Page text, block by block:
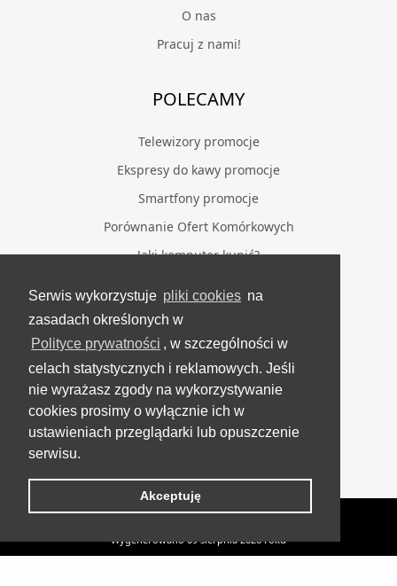
Serwis wykorzystuje pliki cookies na
zasadach określonych w
Polityce prywatności , w szczególności w
celach statystycznych i reklamowych. Jeśli
nie wyrażasz zgody na wykorzystywanie
cookies prosimy o wyłącznie ich w
ustawieniach przeglądarki lub opuszczenie
serwisu.
Akceptuję
O nas
Pracuj z nami!
POLECAMY
Telewizory promocje
Ekspresy do kawy promocje
Smartfony promocje
Porównanie Ofert Komórkowych
Jaki komputer kupić?
BĄDŹ NA BIEŻĄCO
Facebook
Grupa Testerzy Videotestów
YouTube
Twitter
VideoTesty.pl Wszelkie prawa zastrzeżone
Wygenerowano 09 sierpnia 2026 roku